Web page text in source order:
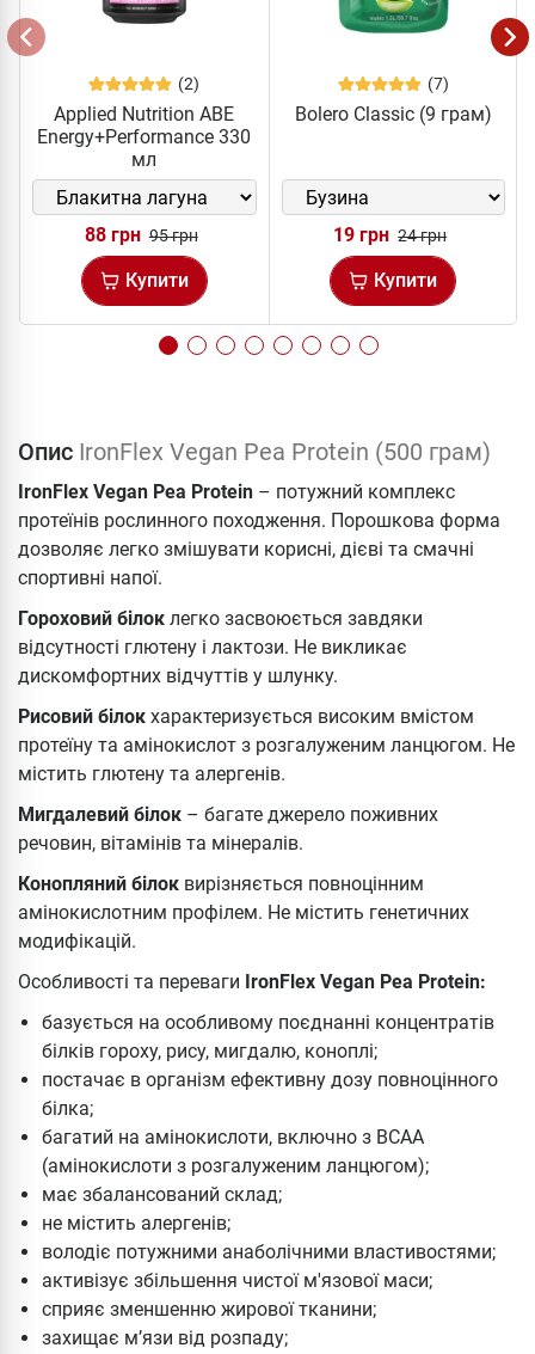
(2)
Applied Nutrition ABE
Energy+Performance 330
мл
88 грн 95 грн
Купити
(7)
Bolero Classic (9 грам)
19 грн 24 грн
Купити
Опис IronFlex Vegan Pea Protein (500 грам)
IronFlex Vegan Pea Protein – потужний комплекс
протеїнів рослинного походження. Порошкова форма
дозволяє легко змішувати корисні, дієві та смачні
спортивні напої.
Гороховий білок легко засвоюється завдяки
відсутності глютену і лактози. Не викликає
дискомфортних відчуттів у шлунку.
Рисовий білок характеризується високим вмістом
протеїну та амінокислот з розгалуженим ланцюгом. Не
містить глютену та алергенів.
Мигдалевий білок – багате джерело поживних
речовин, вітамінів та мінералів.
Конопляний білок вирізняється повноцінним
амінокислотним профілем. Не містить генетичних
модифікацій.
Особливості та переваги IronFlex Vegan Pea Protein:
базується на особливому поєднанні концентратів
білків гороху, рису, мигдалю, коноплі;
постачає в організм ефективну дозу повноцінного
білка;
багатий на амінокислоти, включно з BCAA
(амінокислоти з розгалуженим ланцюгом);
має збалансований склад;
не містить алергенів;
володіє потужними анаболічними властивостями;
активізує збільшення чистої м'язової маси;
сприяє зменшенню жирової тканини;
захищає м’язи від розпаду;